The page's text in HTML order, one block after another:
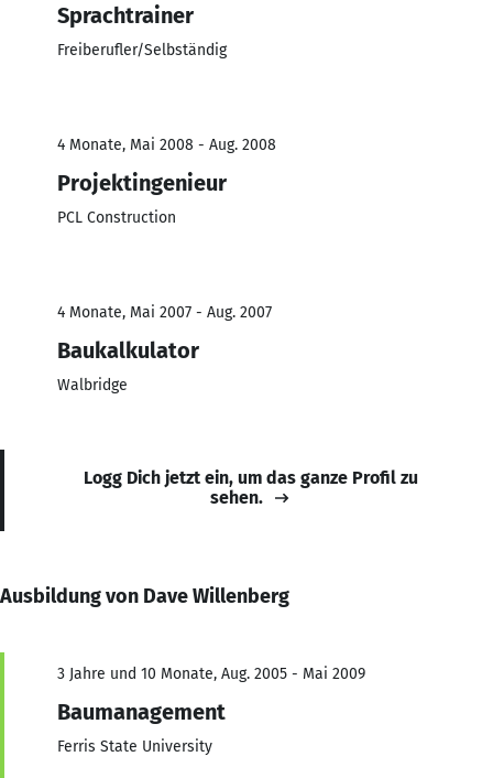
Sprachtrainer
Freiberufler/Selbständig
4 Monate, Mai 2008 - Aug. 2008
Projektingenieur
PCL Construction
4 Monate, Mai 2007 - Aug. 2007
Baukalkulator
Walbridge
Logg Dich jetzt ein, um das ganze Profil zu
sehen.
Ausbildung von Dave Willenberg
3 Jahre und 10 Monate, Aug. 2005 - Mai 2009
Baumanagement
Ferris State University